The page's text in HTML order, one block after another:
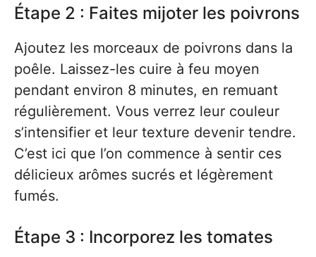
Étape 2 : Faites mijoter les poivrons
Ajoutez les morceaux de poivrons dans la
poêle. Laissez-les cuire à feu moyen
pendant environ 8 minutes, en remuant
régulièrement. Vous verrez leur couleur
s’intensifier et leur texture devenir tendre.
C’est ici que l’on commence à sentir ces
délicieux arômes sucrés et légèrement
fumés.
Étape 3 : Incorporez les tomates